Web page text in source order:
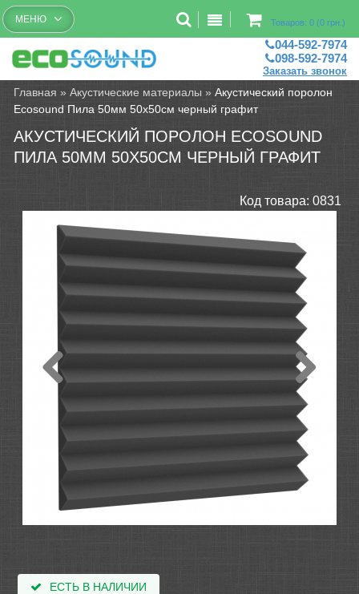
Бесплатный рассчет помещений
Товаров: 0 (0 грн.)
МЕНЮ
044-592-7974
098-592-7974
Заказать звонок
Главная »Акустические материалы »Акустический поролон
Ecosound Пила 50мм 50х50см черный графит
АКУСТИЧЕСКИЙ ПОРОЛОН ECOSOUND
ПИЛА 50ММ 50Х50СМ ЧЕРНЫЙ ГРАФИТ
Код товара: 0831
ЕСТЬ В НАЛИЧИИ